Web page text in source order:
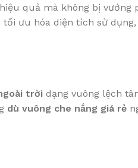
hiệu quả mà không bị vướng
ưu hóa diện tích sử
trời dạng vuông lệch
dù vuông che nắng giá rẻ